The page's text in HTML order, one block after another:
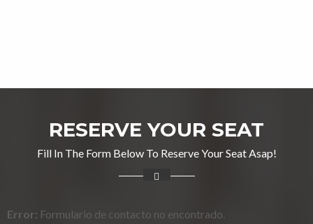
RESERVE YOUR SEAT
Fill In The Form Below To Reserve Your Seat Asap!
Error: Formulario de contacto no encontrado.